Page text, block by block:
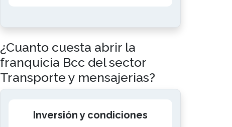
¿Cuanto cuesta abrir la
franquicia Bcc del sector
Transporte y mensajerias?
Inversión y condiciones